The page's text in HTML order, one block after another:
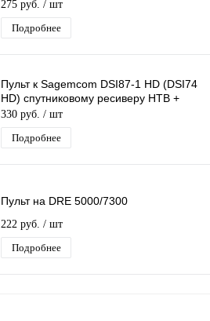
275 руб. / шт
Подробнее
Пульт к Sagemcom DSI87-1 HD (DSI74
HD) спутниковому ресиверу НТВ +
330 руб. / шт
Подробнее
Пульт на DRE 5000/7300
222 руб. / шт
Подробнее